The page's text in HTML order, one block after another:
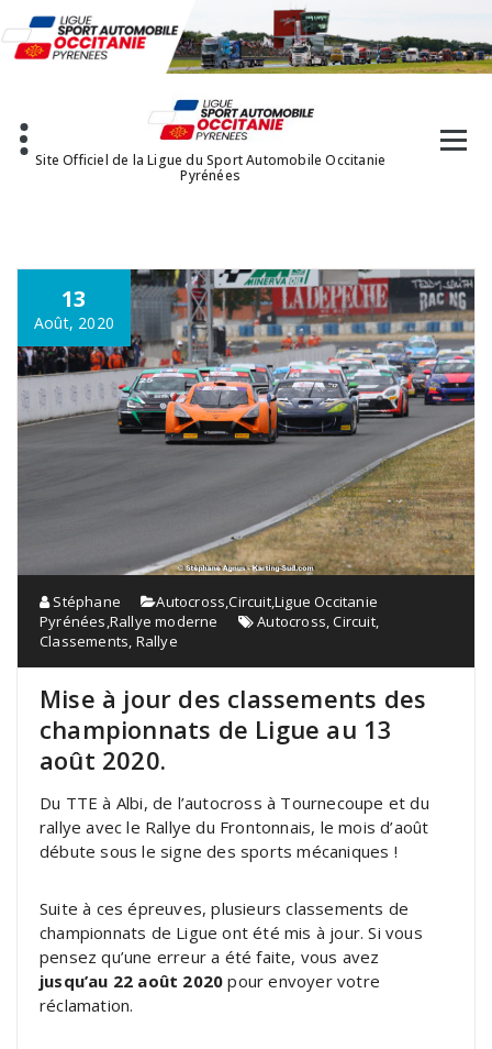
au
contenu
Site Officiel de la Ligue du Sport Automobile Occitanie
Pyrénées
13
Août, 2020
Stéphane Autocross,Circuit,Ligue Occitanie
Pyrénées,Rallye moderne Autocross,Circuit,
Classements, Rallye
Mise à jour des classements des
championnats de Ligue au 13
août 2020.
Du TTE à Albi, de l’autocross à Tournecoupe et du
rallye avec le Rallye du Frontonnais, le mois d’août
débute sous le signe des sports mécaniques !
Suite à ces épreuves, plusieurs classements de
championnats de Ligue ont été mis à jour. Si vous
pensez qu’une erreur a été faite, vous avez
jusqu’au 22 août 2020 pour envoyer votre
réclamation.